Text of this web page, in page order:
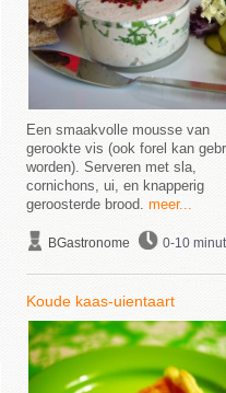
Een smaakvolle mousse van
gerookte vis (ook forel kan
worden). Serveren met sla,
cornichons, ui, en knapperig
geroosterde brood. meer...
BGastronome 0-10
Koude kaas-uientaart